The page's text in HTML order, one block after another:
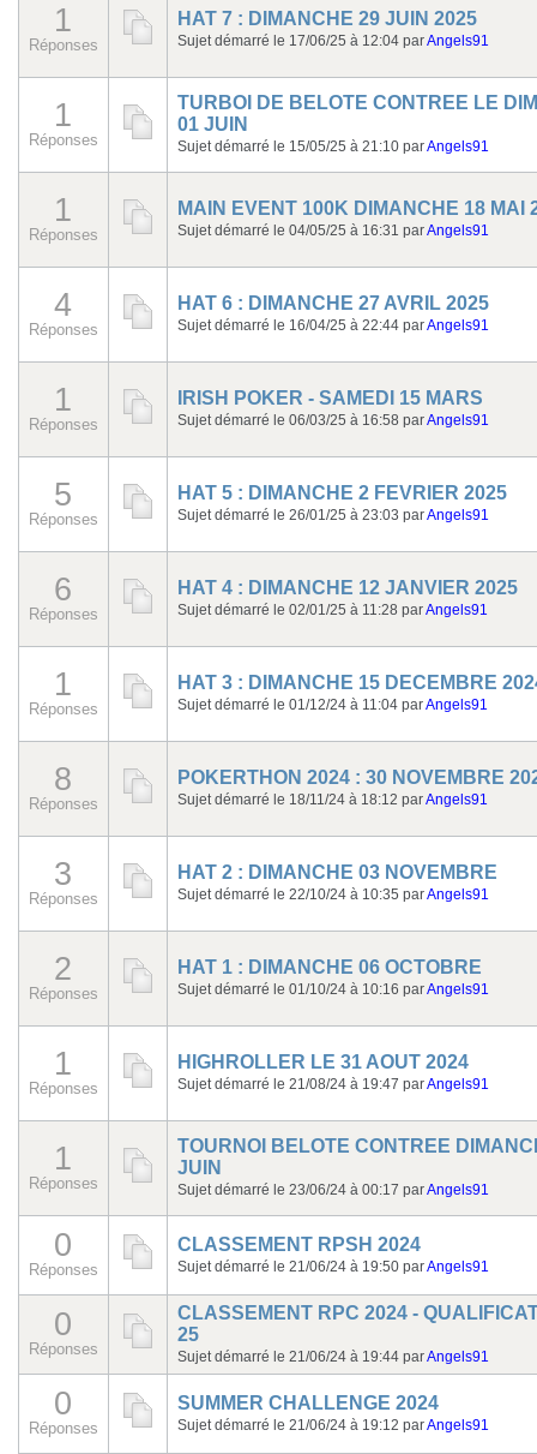
1
Réponses
HAT 7 : DIMANCHE 29 JUIN 2025
Sujet démarré le 17/06/25 à 12:04 parAngels91
1
Réponses
TURBOI DE BELOTE CONTREE LE
01 JUIN
Sujet démarré le 15/05/25 à 21:10 parAngels91
1
Réponses
MAIN EVENT 100K DIMANCHE 18 MAI
Sujet démarré le 04/05/25 à 16:31 parAngels91
4
Réponses
HAT 6 : DIMANCHE 27 AVRIL 2025
Sujet démarré le 16/04/25 à 22:44 parAngels91
1
Réponses
IRISH POKER - SAMEDI 15 MARS
Sujet démarré le 06/03/25 à 16:58 parAngels91
5
Réponses
HAT 5 : DIMANCHE 2 FEVRIER 2025
Sujet démarré le 26/01/25 à 23:03 parAngels91
6
Réponses
HAT 4 : DIMANCHE 12 JANVIER 2025
Sujet démarré le 02/01/25 à 11:28 parAngels91
1
Réponses
HAT 3 : DIMANCHE 15 DECEMBRE
Sujet démarré le 01/12/24 à 11:04 parAngels91
8
Réponses
POKERTHON 2024 : 30 NOVEMBRE
Sujet démarré le 18/11/24 à 18:12 parAngels91
3
Réponses
HAT 2 : DIMANCHE 03 NOVEMBRE
Sujet démarré le 22/10/24 à 10:35 parAngels91
2
Réponses
HAT 1 : DIMANCHE 06 OCTOBRE
Sujet démarré le 01/10/24 à 10:16 parAngels91
1
Réponses
HIGHROLLER LE 31 AOUT 2024
Sujet démarré le 21/08/24 à 19:47 parAngels91
1
Réponses
TOURNOI BELOTE CONTREE
JUIN
Sujet démarré le 23/06/24 à 00:17 parAngels91
0
Réponses
CLASSEMENT RPSH 2024
Sujet démarré le 21/06/24 à 19:50 parAngels91
0
Réponses
CLASSEMENT RPC 2024 -
25
Sujet démarré le 21/06/24 à 19:44 parAngels91
0
Réponses
SUMMER CHALLENGE 2024
Sujet démarré le 21/06/24 à 19:12 parAngels91